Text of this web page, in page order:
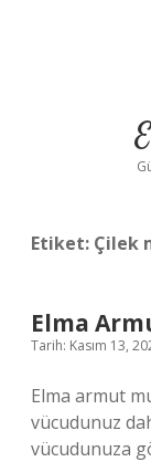
Etiket: Çilek
Elma
Tarih: Kasım 13,
Elma armut
vücudunuz
vücudunuza